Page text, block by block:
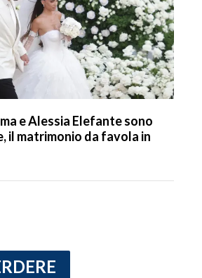
e Alessia Elefante sono
il matrimonio da favola in